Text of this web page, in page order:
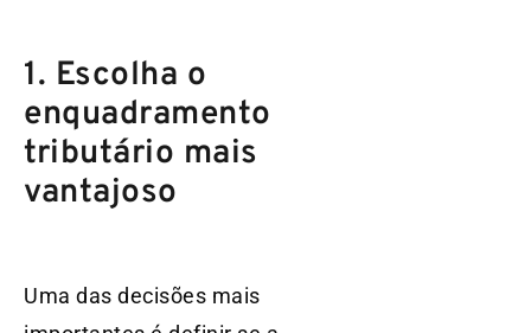
1. Escolha o
enquadramento
tributário mais
vantajoso
Uma das decisões mais